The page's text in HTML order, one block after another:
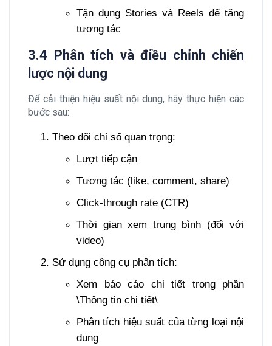
Tận dụng Stories và Reels để tăng
tương tác
3.4 Phân tích và điều chỉnh chiến
lược nội dung
Để cải thiện hiệu suất nội dung, hãy thực hiện các
bước sau:
Theo dõi chỉ số quan trọng:
Lượt tiếp cận
Tương tác (like, comment, share)
Click-through rate (CTR)
Thời gian xem trung bình (đối với
video)
Sử dụng công cụ phân tích:
Xem báo cáo chi tiết trong phần
\Thông tin chi tiết\
Phân tích hiệu suất của từng loại nội
dung